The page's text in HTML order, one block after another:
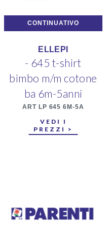
CONTINUATIVO
ELLEPI
- 645 t-shirt
bimbo m/m cotone
ba 6m-5anni
ART LP 645 6M-5A
VEDI I
PREZZI >